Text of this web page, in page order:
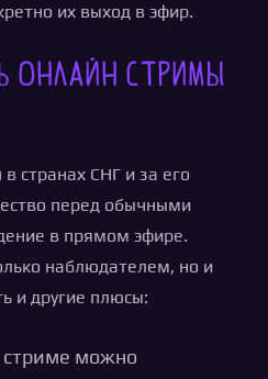
их выход в эфир.
онлайн стримы
странах СНГ и за его
перед обычными
в прямом эфире.
наблюдателем, но и
и другие плюсы:
можно